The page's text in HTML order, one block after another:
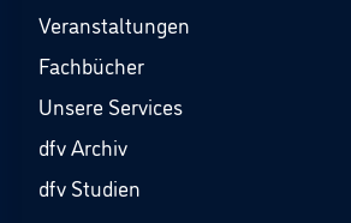
Veranstaltungen
Fachbücher
Unsere Services
dfv Archiv
dfv Studien